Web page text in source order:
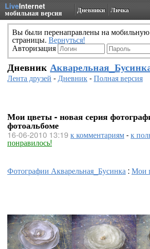
LiveInternet
мобильная версия Дневники Личка
Вы были перенаправлены на
страницы. Вернуться!
Авторизация
Дневник
Лента друзей -Дневник-Полная версия
Мои цветы - новая серия
фотоальбоме
16-06-2010 13:19 к комментариям-к
понравилось!
Фотографии Акварельная_Бусинка : Мои